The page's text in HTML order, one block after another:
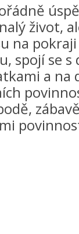
život,
na
spojí se
a na